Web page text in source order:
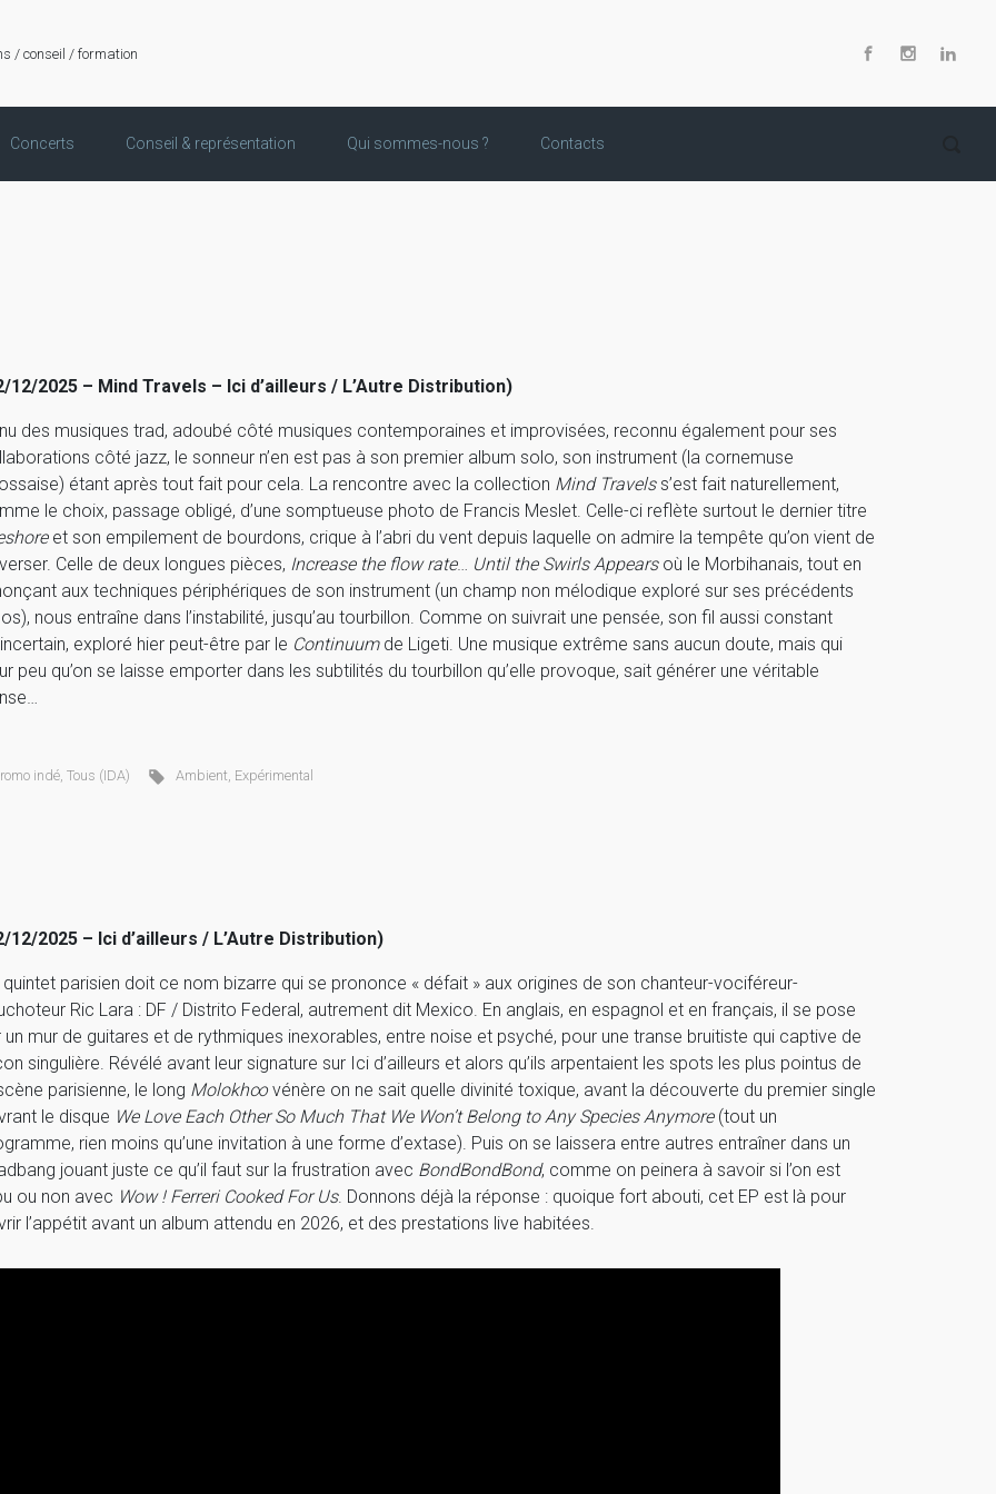
/ conseil / formation
Concerts Conseil & représentation Qui sommes-nous ? Contacts
12/2025 – Mind Travels – Ici d’ailleurs / L’Autre Distribution)
des musiques trad, adoubé côté musiques contemporaines et improvisées, reconnu également pour ses
côté jazz, le sonneur n’en est pas à son premier album solo, son instrument (la cornemuse
étant après tout fait pour cela. La rencontre avec la collection Mind Travelss’est fait naturellement,
le choix, passage obligé, d’une somptueuse photo de Francis Meslet. Celle-ci reflète surtout le dernier titre
et son empilement de bourdons, crique à l’abri du vent depuis laquelle on admire la tempête qu’on vient de
Celle de deux longues pièces, Increase the flow rate… Until the Swirls Appears où le Morbihanais, tout en
aux techniques périphériques de son instrument (un champ non mélodique exploré sur ses précédents
nous entraîne dans l’instabilité, jusqu’au tourbillon. Comme on suivrait une pensée, son fil aussi constant
exploré hier peut-être par le Continuumde Ligeti. Une musique extrême sans aucun doute, mais qui
peu qu’on se laisse emporter dans les subtilités du tourbillon qu’elle provoque, sait générer une véritable
indé, Tous (IDA) Ambient, Expérimental
12/2025 – Ici d’ailleurs / L’Autre Distribution)
quintet parisien doit ce nom bizarre qui se prononce « défait » aux origines de son chanteur-vociféreur-
Ric Lara : DF / Distrito Federal, autrement dit Mexico. En anglais, en espagnol et en français, il se pose
un mur de guitares et de rythmiques inexorables, entre noise et psyché, pour une transe bruitiste qui captive de
singulière. Révélé avant leur signature sur Ici d’ailleurs et alors qu’ils arpentaient les spots les plus pointus de
parisienne, le long Molokh∞vénère on ne sait quelle divinité toxique, avant la découverte du premier single
le disque We Love Each Other So Much That We Won’t Belong to Any Species Anymore(tout un
rien moins qu’une invitation à une forme d’extase). Puis on se laissera entre autres entraîner dans un
jouant juste ce qu’il faut sur la frustration avec BondBondBond, comme on peinera à savoir si l’on est
ou non avec Wow ! Ferreri Cooked For Us. Donnons déjà la réponse : quoique fort abouti, cet EP est là pour
l’appétit avant un album attendu en 2026, et des prestations live habitées.